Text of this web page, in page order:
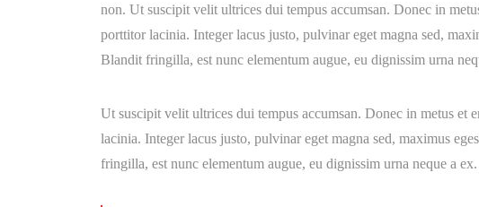
non. Ut suscipit velit ultrices dui tempus accumsan. Donec in
porttitor lacinia. Integer lacus justo, pulvinar eget magna sed,
Blandit fringilla, est nunc elementum augue, eu dignissim urna
Ut suscipit velit ultrices dui tempus accumsan. Donec in metus et
lacinia. Integer lacus justo, pulvinar eget magna sed, maximus
fringilla, est nunc elementum augue, eu dignissim urna neque a